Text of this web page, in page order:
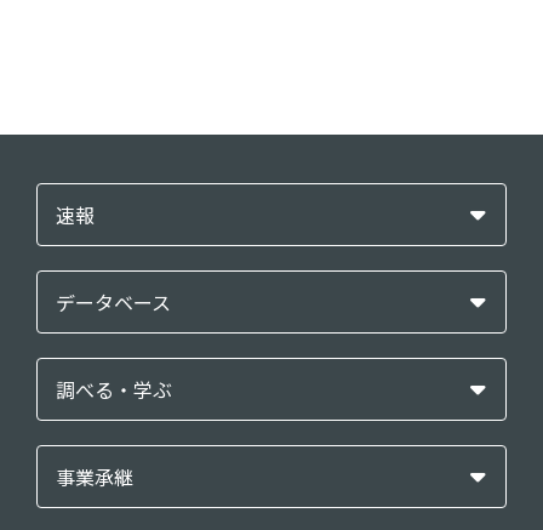
速報
データベース
調べる・学ぶ
事業承継